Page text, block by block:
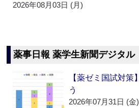
2026年08月03日 (月)
薬事日報 薬学生新聞デジタル
【薬ゼミ国試対策
う
2026年07月31日 (金)